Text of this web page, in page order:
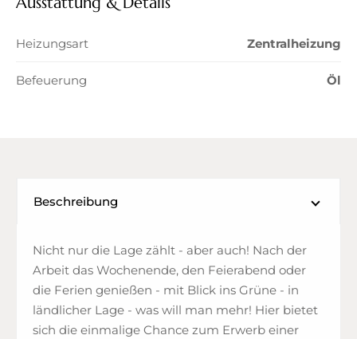
Heizungsart Zentralheizung
Befeuerung Öl
Beschreibung
Nicht nur die Lage zählt - aber auch! Nach der
Arbeit das Wochenende, den Feierabend oder
die Ferien genießen - mit Blick ins Grüne - in
ländlicher Lage - was will man mehr! Hier bietet
sich die einmalige Chance zum Erwerb einer